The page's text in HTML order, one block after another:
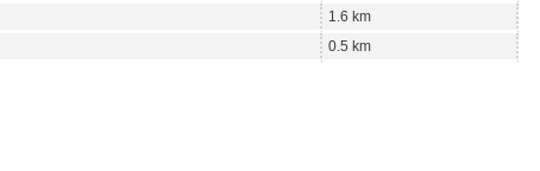
1.6 km
0.5 km